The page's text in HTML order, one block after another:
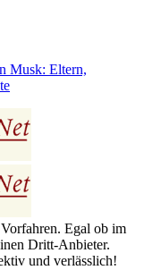
Musk: Eltern,
Egal ob im
Dritt-Anbieter.
und verlässlich!